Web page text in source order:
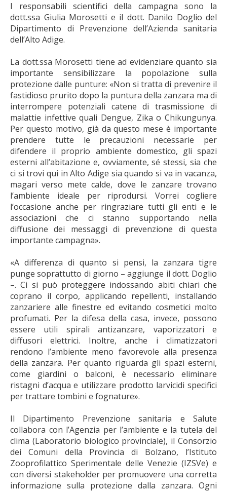
I responsabili scientifici della campagna sono la
dott.ssa Giulia Morosetti e il dott. Danilo Doglio del
Dipartimento di Prevenzione dell’Azienda sanitaria
dell’Alto Adige.
La dott.ssa Morosetti tiene ad evidenziare quanto sia
importante sensibilizzare la popolazione sulla
protezione dalle punture: «Non si tratta di prevenire il
fastidioso prurito dopo la puntura della zanzara ma di
interrompere potenziali catene di trasmissione di
malattie infettive quali Dengue, Zika o Chikungunya.
Per questo motivo, già da questo mese è importante
prendere tutte le precauzioni necessarie per
difendere il proprio ambiente domestico, gli spazi
esterni all’abitazione e, ovviamente, sé stessi, sia che
ci si trovi qui in Alto Adige sia quando si va in vacanza,
magari verso mete calde, dove le zanzare trovano
l’ambiente ideale per riprodursi. Vorrei cogliere
l’occasione anche per ringraziare tutti gli enti e le
associazioni che ci stanno supportando nella
diffusione dei messaggi di prevenzione di questa
importante campagna».
«A differenza di quanto si pensi, la zanzara tigre
punge soprattutto di giorno – aggiunge il dott. Doglio
–. Ci si può proteggere indossando abiti chiari che
coprano il corpo, applicando repellenti, installando
zanzariere alle finestre ed evitando cosmetici molto
profumati. Per la difesa della casa, invece, possono
essere utili spirali antizanzare, vaporizzatori e
diffusori elettrici. Inoltre, anche i climatizzatori
rendono l’ambiente meno favorevole alla presenza
della zanzara. Per quanto riguarda gli spazi esterni,
come giardini o balconi, è necessario eliminare
ristagni d’acqua e utilizzare prodotto larvicidi specifici
per trattare tombini e fognature».
Il Dipartimento Prevenzione sanitaria e Salute
collabora con l’Agenzia per l’ambiente e la tutela del
clima (Laboratorio biologico provinciale), il Consorzio
dei Comuni della Provincia di Bolzano, l’Istituto
Zooprofilattico Sperimentale delle Venezie (IZSVe) e
con diversi stakeholder per promuovere una corretta
informazione sulla protezione dalla zanzara. Ogni